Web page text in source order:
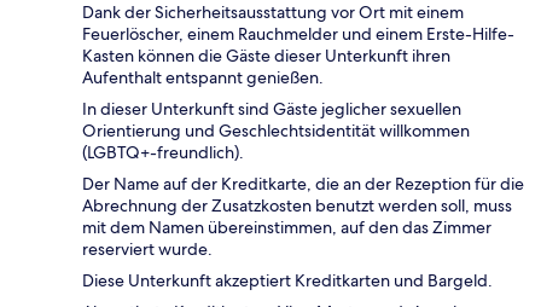
Dank der Sicherheitsausstattung vor Ort mit einem
Feuerlöscher, einem Rauchmelder und einem Erste-Hilfe-
Kasten können die Gäste dieser Unterkunft ihren
Aufenthalt entspannt genießen.
In dieser Unterkunft sind Gäste jeglicher sexuellen
Orientierung und Geschlechtsidentität willkommen
(LGBTQ+-freundlich).
Der Name auf der Kreditkarte, die an der Rezeption für die
Abrechnung der Zusatzkosten benutzt werden soll, muss
mit dem Namen übereinstimmen, auf den das Zimmer
reserviert wurde.
Diese Unterkunft akzeptiert Kreditkarten und Bargeld.